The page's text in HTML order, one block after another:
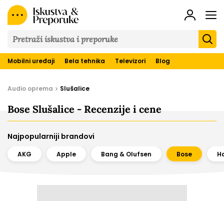
&
Preporuke
Mobilni uređaji Bela tehnika Televizori Blog
Audio oprema Slušalice
Bose Slušalice - Recenzije i cene
Najpopularniji brandovi
AKG Apple Bang & Olufsen Bose